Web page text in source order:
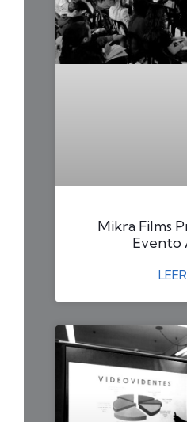
Mikra Films
Evento